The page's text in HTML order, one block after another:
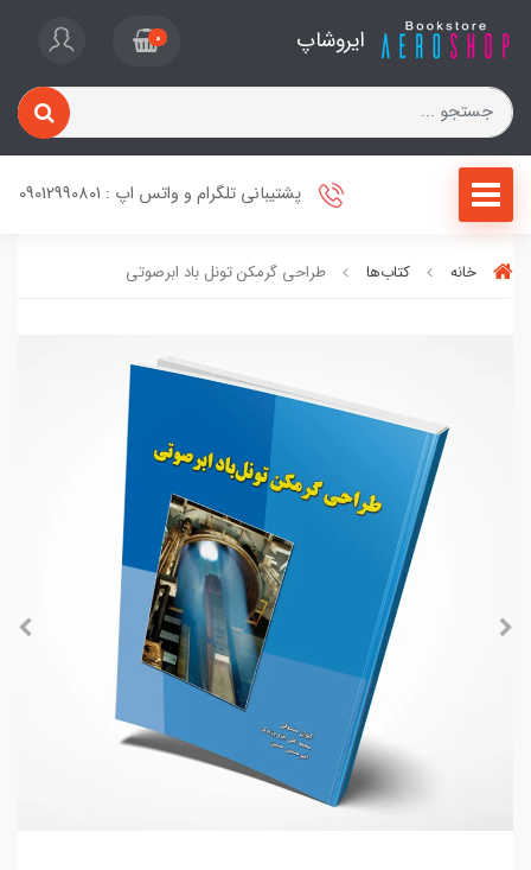
ایروشاپ 0
پشتیبانی تلگرام و واتس اپ : 09012990801
خانه کتاب‌ها طراحی گرمکن تونل باد ابرصوتی